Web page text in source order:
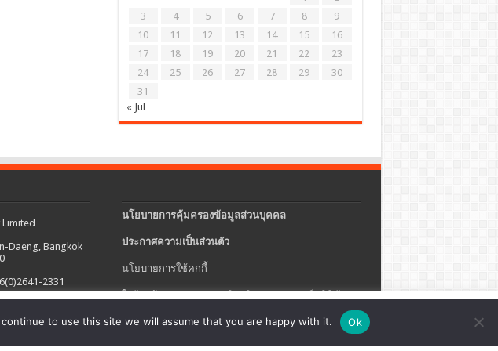
3
4 5 6 7 8
9
10
11 12 13 14 15
16
17
18 19 20 21 22
23
24
25 26 27 28 29
30
31
« Jul
Limited
Daeng, Bangkok
2331
นโยบายการคุ้มครองข้อมูลส่วนบุคคล
ประกาศความเป็นส่วนตัว
นโยบายการใช้คกกี้
ใบรับแจ้งการประกอบธุรกิจบริการแพลตฟอร์มดิจิทัล
นโยบายความปลอดภัยของข้อมูลสารสนเทศ
to use this site we will assume that you are happy with it. Ok